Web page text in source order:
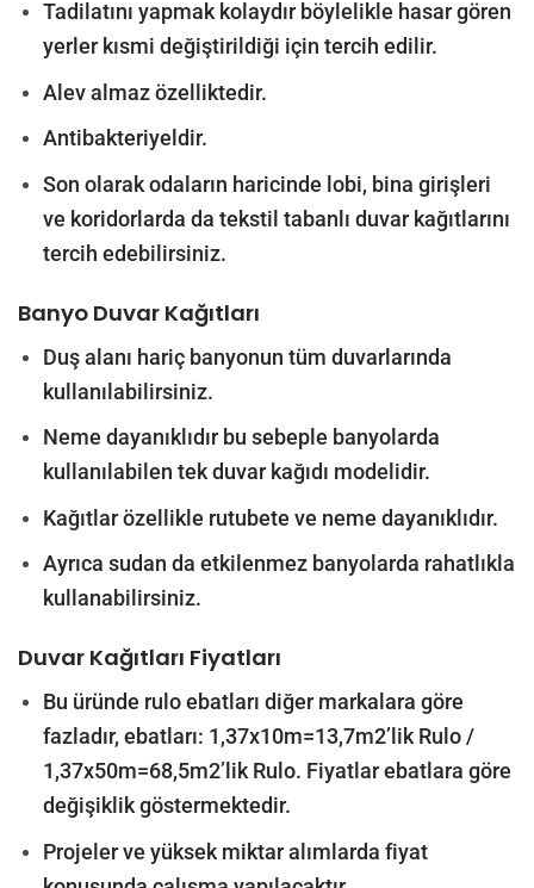
Tadilatını yapmak kolaydır böylelikle hasar gören
yerler kısmi değiştirildiği için tercih edilir.
Alev almaz özelliktedir.
Antibakteriyeldir.
Son olarak odaların haricinde lobi, bina girişleri
ve koridorlarda da tekstil tabanlı duvar kağıtlarını
tercih edebilirsiniz.
Banyo Duvar Kağıtları
Duş alanı hariç banyonun tüm duvarlarında
kullanılabilirsiniz.
Neme dayanıklıdır bu sebeple banyolarda
kullanılabilen tek duvar kağıdı modelidir.
Kağıtlar özellikle rutubete ve neme dayanıklıdır.
Ayrıca sudan da etkilenmez banyolarda rahatlıkla
kullanabilirsiniz.
Duvar Kağıtları Fiyatları
Bu üründe rulo ebatları diğer markalara göre
fazladır, ebatları: 1,37x10m=13,7m2’lik Rulo /
1,37x50m=68,5m2’lik Rulo. Fiyatlar ebatlara göre
değişiklik göstermektedir.
Projeler ve yüksek miktar alımlarda fiyat